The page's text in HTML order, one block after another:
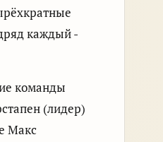
каждый -
команды
(лидер)
Макс